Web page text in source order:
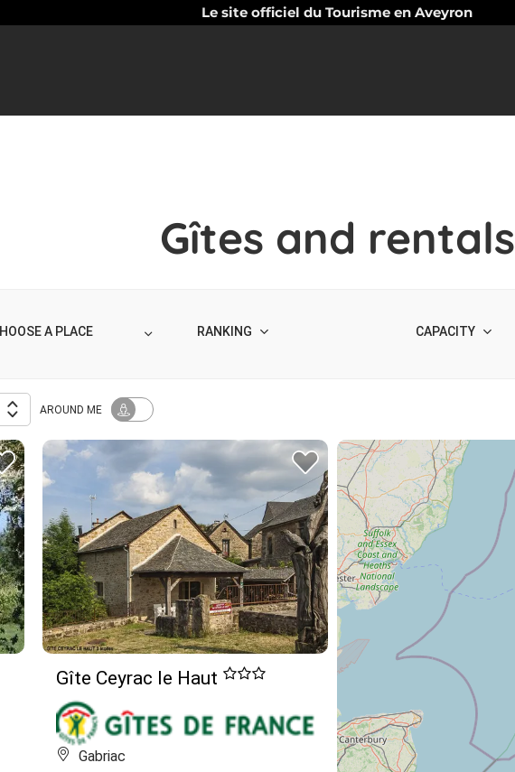
Le site officiel du Tourisme en Aveyron
Gîtes and rentals
RANKING CAPACITY
AROUND ME
Gîte Ceyrac le Haut
Gabriac